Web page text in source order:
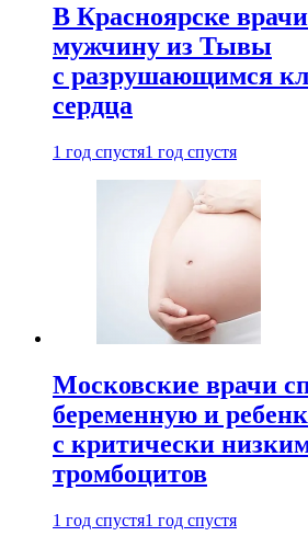
В Красноярске
мужчину из Тывы
с разрушающимся
сердца
1 год спустя1 год спустя
Московские врачи
беременную и
с критически
тромбоцитов
1 год спустя1 год спустя